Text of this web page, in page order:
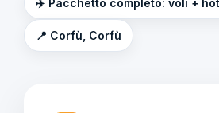
✈️ Pacchetto completo: voli +
📍 Corfù, Corfù